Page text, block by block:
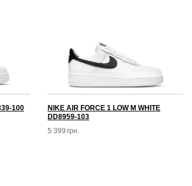
100
NIKE AIR FORCE 1 LOW M WHITE
DD8959-103
5 399 грн.